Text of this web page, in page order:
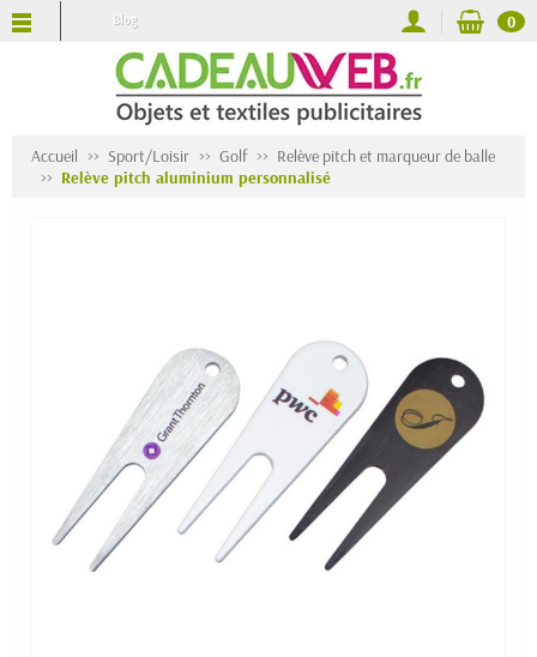
Blog 0
Accueil Sport/Loisir Golf
Relève pitch et marqueur de balle
Relève pitch aluminium personnalisé